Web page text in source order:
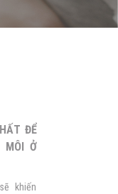
ĐỂ
MÔI Ở
khiến